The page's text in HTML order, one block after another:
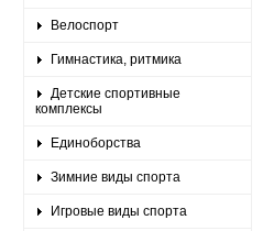
Велоспорт
Гимнастика, ритмика
Детские спортивные
комплексы
Единоборства
Зимние виды спорта
Игровые виды спорта